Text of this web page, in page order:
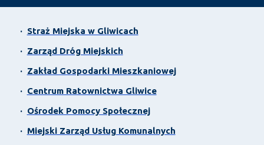
· Straż Miejska w Gliwicach
· Zarząd Dróg Miejskich
· Zakład Gospodarki Mieszkaniowej
· Centrum Ratownictwa Gliwice
· Ośrodek Pomocy Społecznej
· Miejski Zarząd Usług Komunalnych